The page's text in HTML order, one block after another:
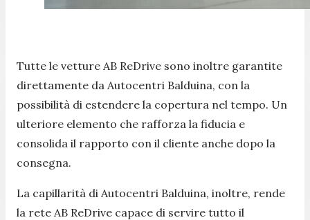
Tutte le vetture AB ReDrive sono inoltre garantite
direttamente da Autocentri Balduina, con la
possibilità di estendere la copertura nel tempo. Un
ulteriore elemento che rafforza la fiducia e
consolida il rapporto con il cliente anche dopo la
consegna.
La capillarità di Autocentri Balduina, inoltre, rende
la rete AB ReDrive capace di servire tutto il